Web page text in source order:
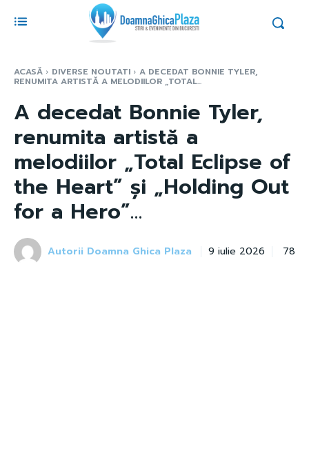
ACASĂ DIVERSE NOUTATI A DECEDAT BONNIE TYLER,
RENUMITA ARTISTĂ A MELODIILOR „TOTAL...
A decedat Bonnie Tyler,
renumita artistă a
melodiilor „Total Eclipse of
the Heart” și „Holding Out
for a Hero”…
Autorii Doamna Ghica Plaza 9 iulie 2026 78